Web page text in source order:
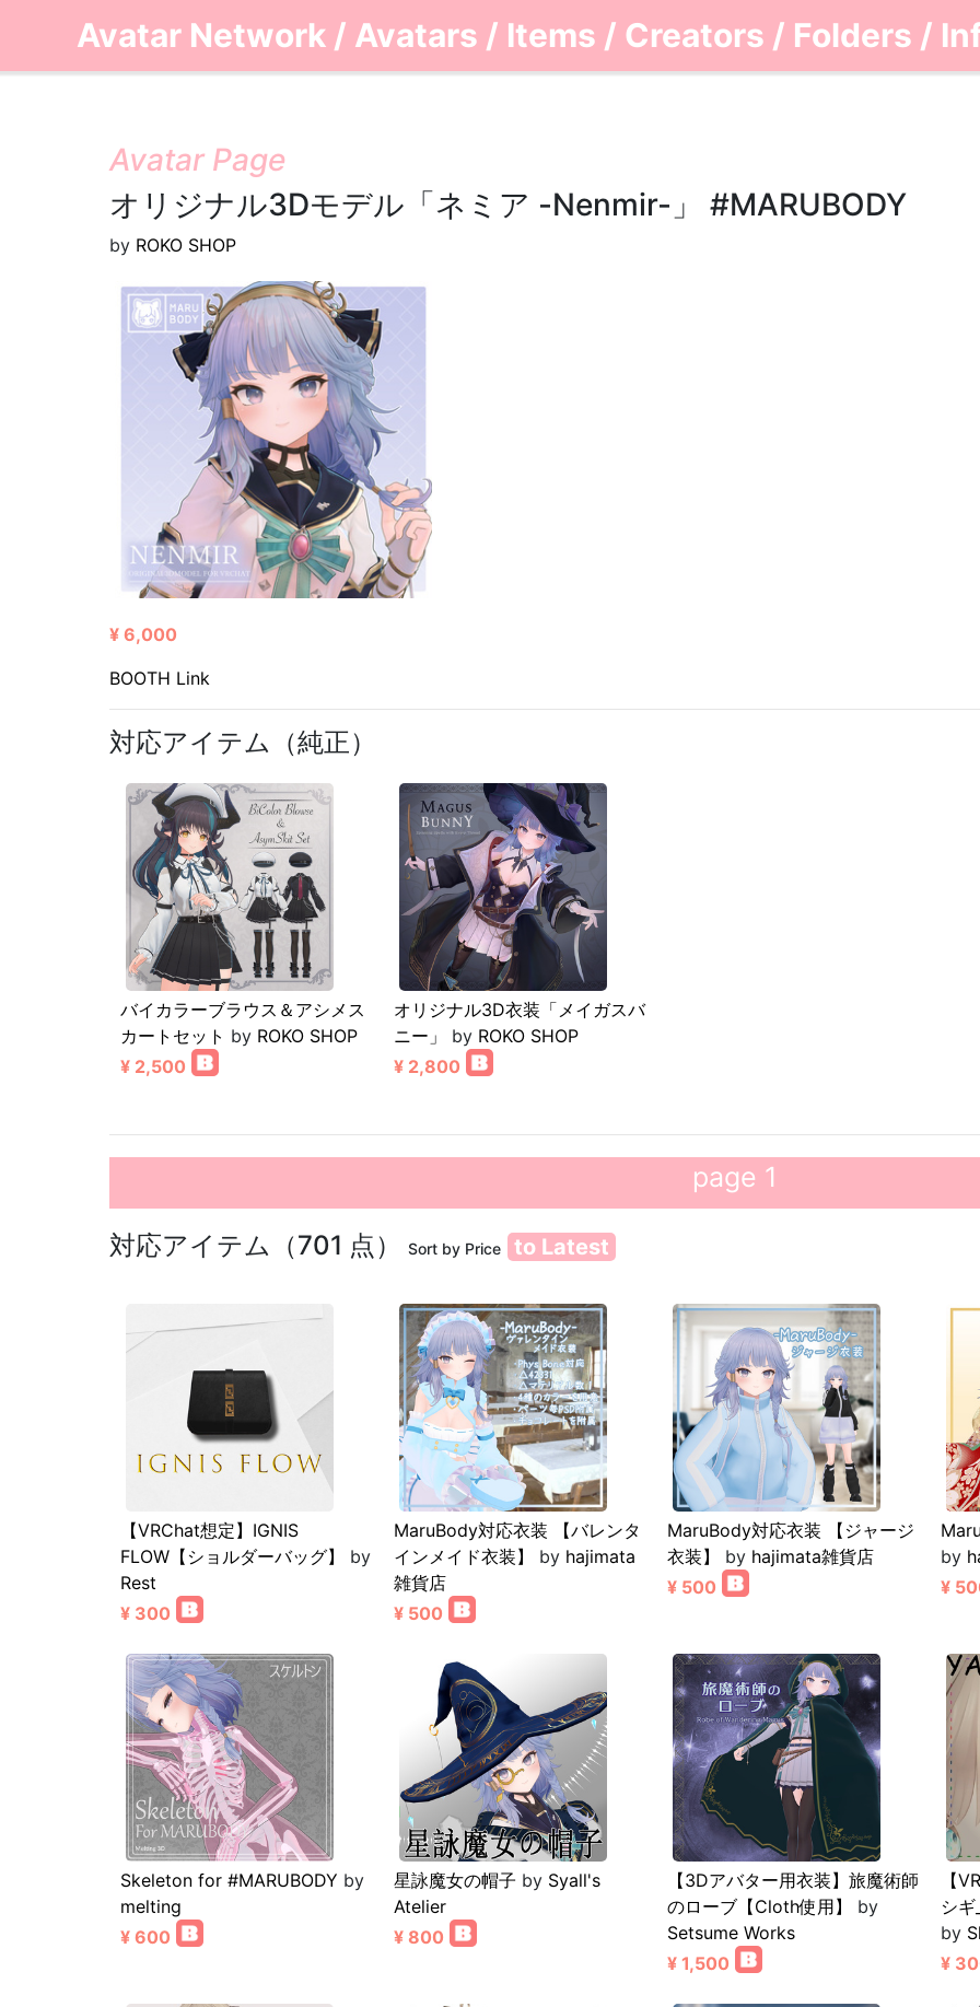
Avatar Network / Avatars / Items / Creators / Folders /
Avatar Page
オリジナル3Dモデル「ネミア -Nenmir-」 #MARUBODY
by ROKO SHOP
¥ 6,000
BOOTH Link
対応アイテム（純正）
バイカラーブラウス＆アシメス
カートセット by ROKO SHOP
¥ 2,500
オリジナル3D衣装「メイガスバ
ニー」
by ROKO SHOP
¥ 2,800
page 1
対応アイテム（701 点） Sort by Price to Latest
【VRChat想定】IGNIS
FLOW【ショルダーバッグ】
by
Rest
¥ 300
MaruBody対応衣装 【バレンタ
インメイド衣装】
by hajimata
雑貨店
¥ 500
MaruBody対応衣装 【ジャージ
衣装】
by hajimata雑貨店
¥ 500
by
¥
Skeleton for #MARUBODY by
melting
¥ 600
星詠魔女の帽子 by Syall's
Atelier
¥ 800
【3Dアバター用衣装】旅魔術師
のローブ【Cloth使用】
by
Setsume Works
¥ 1,500
【
シ
by
¥